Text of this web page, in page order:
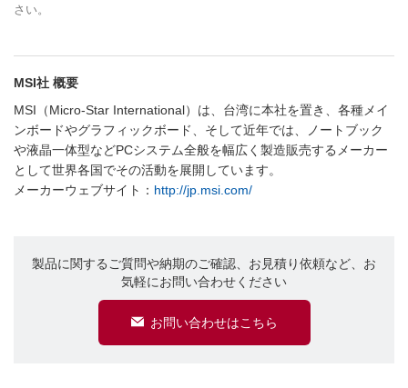
さい。
MSI社 概要
MSI（Micro-Star International）は、台湾に本社を置き、各種メイ
ンボードやグラフィックボード、そして近年では、ノートブック
や液晶一体型などPCシステム全般を幅広く製造販売するメーカー
として世界各国でその活動を展開しています。
メーカーウェブサイト： http://jp.msi.com/
製品に関するご質問や納期のご確認、お見積り依頼など、お
気軽にお問い合わせください
お問い合わせはこちら